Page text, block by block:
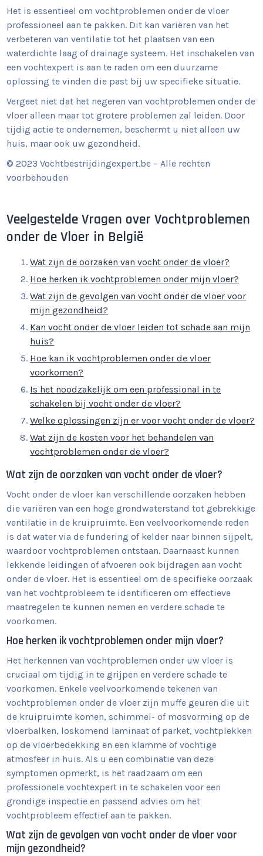
Het is essentieel om vochtproblemen onder de vloer
professioneel aan te pakken. Dit kan variëren van het
verbeteren van ventilatie tot het plaatsen van een
waterdichte laag of drainage systeem. Het inschakelen van
een vochtexpert is aan te raden om een duurzame
oplossing te vinden die past bij uw specifieke situatie.
Vergeet niet dat het negeren van vochtproblemen onder de
vloer alleen maar tot grotere problemen zal leiden. Door
tijdig actie te ondernemen, beschermt u niet alleen uw
huis, maar ook uw gezondheid.
© 2023 Vochtbestrijdingexpert.be – Alle rechten
voorbehouden
Veelgestelde Vragen over Vochtproblemen
onder de Vloer in België
Wat zijn de oorzaken van vocht onder de vloer?
Hoe herken ik vochtproblemen onder mijn vloer?
Wat zijn de gevolgen van vocht onder de vloer voor
mijn gezondheid?
Kan vocht onder de vloer leiden tot schade aan mijn
huis?
Hoe kan ik vochtproblemen onder de vloer
voorkomen?
Is het noodzakelijk om een professional in te
schakelen bij vocht onder de vloer?
Welke oplossingen zijn er voor vocht onder de vloer?
Wat zijn de kosten voor het behandelen van
vochtproblemen onder de vloer?
Wat zijn de oorzaken van vocht onder de vloer?
Vocht onder de vloer kan verschillende oorzaken hebben
die variëren van een hoge grondwaterstand tot gebrekkige
ventilatie in de kruipruimte. Een veelvoorkomende reden
is dat water via de fundering of kelder naar binnen sijpelt,
waardoor vochtproblemen ontstaan. Daarnaast kunnen
lekkende leidingen of afvoeren ook bijdragen aan vocht
onder de vloer. Het is essentieel om de specifieke oorzaak
van het vochtprobleem te identificeren om effectieve
maatregelen te kunnen nemen en verdere schade te
voorkomen.
Hoe herken ik vochtproblemen onder mijn vloer?
Het herkennen van vochtproblemen onder uw vloer is
cruciaal om tijdig in te grijpen en verdere schade te
voorkomen. Enkele veelvoorkomende tekenen van
vochtproblemen onder de vloer zijn muffe geuren die uit
de kruipruimte komen, schimmel- of mosvorming op de
vloerbalken, loskomend laminaat of parket, vochtplekken
op de vloerbedekking en een klamme of vochtige
atmosfeer in huis. Als u een combinatie van deze
symptomen opmerkt, is het raadzaam om een
professionele vochtexpert in te schakelen voor een
grondige inspectie en passend advies om het
vochtprobleem effectief aan te pakken.
Wat zijn de gevolgen van vocht onder de vloer voor
mijn gezondheid?